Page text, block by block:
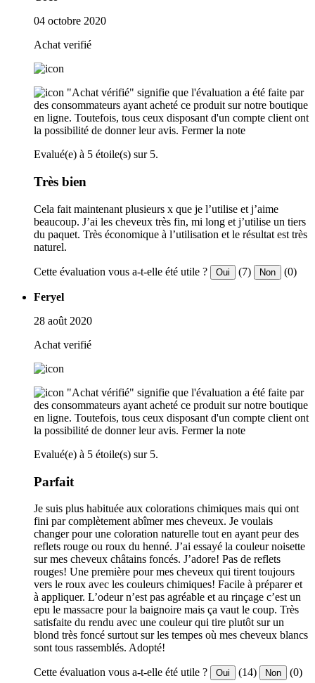
04 octobre 2020
Achat verifié
"Achat vérifié" signifie que l'évaluation a été faite par
des consommateurs ayant acheté ce produit sur notre boutique
en ligne. Toutefois, tous ceux disposant d'un compte client ont
la possibilité de donner leur avis. Fermer la note
Evalué(e) à 5 étoile(s) sur 5.
Très bien
Cela fait maintenant plusieurs x que je l’utilise et j’aime
beaucoup. J’ai les cheveux très fin, mi long et j’utilise un tiers
du paquet. Très économique à l’utilisation et le résultat est très
naturel.
Cette évaluation vous a-t-elle été utile ? Oui (7) Non (0)
Feryel
28 août 2020
Achat verifié
"Achat vérifié" signifie que l'évaluation a été faite par
des consommateurs ayant acheté ce produit sur notre boutique
en ligne. Toutefois, tous ceux disposant d'un compte client ont
la possibilité de donner leur avis. Fermer la note
Evalué(e) à 5 étoile(s) sur 5.
Parfait
Je suis plus habituée aux colorations chimiques mais qui ont
fini par complètement abîmer mes cheveux. Je voulais
changer pour une coloration naturelle tout en ayant peur des
reflets rouge ou roux du henné. J’ai essayé la couleur noisette
sur mes cheveux châtains foncés. J’adore! Pas de reflets
rouges! Une première pour mes cheveux qui tirent toujours
vers le roux avec les couleurs chimiques! Facile à préparer et
à appliquer. L’odeur n’est pas agréable et au rinçage c’est un
epu le massacre pour la baignoire mais ça vaut le coup. Très
satisfaite du rendu avec une couleur qui tire plutôt sur un
blond très foncé surtout sur les tempes où mes cheveux blancs
sont tous rassemblés. Adopté!
Cette évaluation vous a-t-elle été utile ? Oui (14) Non (0)